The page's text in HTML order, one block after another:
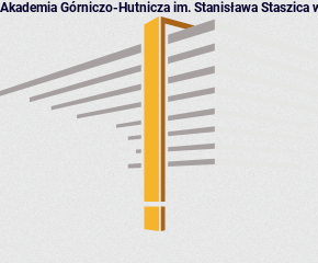
Akademia Górniczo-Hutnicza im. Stanisława Staszica